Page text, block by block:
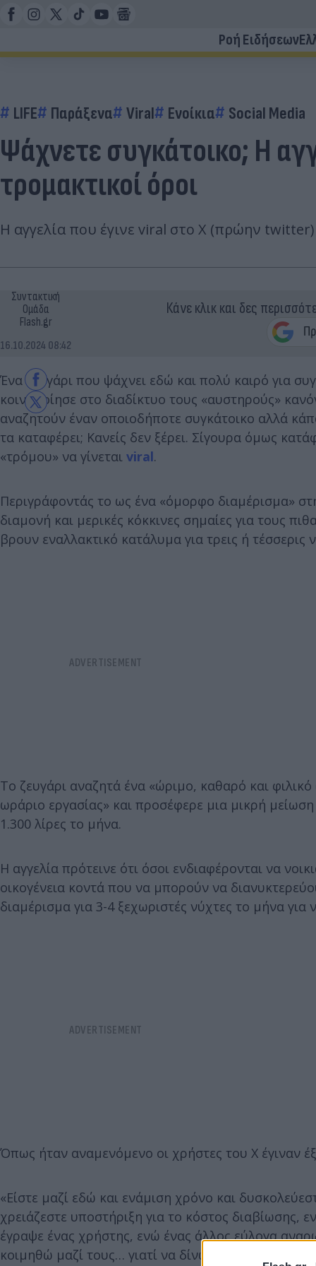
Ροή Ειδήσεων
LIFE Παράξενα Viral Ενοίκια Social Media
Ψάχνετε συγκάτοικο; Η
τρομακτικοί όροι
Η αγγελία που έγινε viral στο Χ (πρώην
Συντακτική
Ομάδα
Flash.gr
16.10.2024 08:42
Κάνε κλικ και δες
Ένα ζευγάρι που ψάχνει εδώ και πολύ καιρό για
κοινοποίησε στο διαδίκτυο τους «αυστηρούς»
αναζητούν έναν οποιοδήποτε συγκάτοικο αλλά
τα καταφέρει; Κανείς δεν ξέρει. Σίγουρα όμως
«τρόμου» να γίνεται viral.
Περιγράφοντάς το ως ένα «όμορφο διαμέρισμα»
διαμονή και μερικές κόκκινες σημαίες για τους
βρουν εναλλακτικό κατάλυμα για τρεις ή τέσσερις
Το ζευγάρι αναζητά ένα «ώριμο, καθαρό και
ωράριο εργασίας» και προσέφερε μια μικρή
1.300 λίρες το μήνα.
Η αγγελία πρότεινε ότι όσοι ενδιαφέρονται να
οικογένεια κοντά που να μπορούν να
διαμέρισμα για 3-4 ξεχωριστές νύχτες το μήνα
Όπως ήταν αναμενόμενο οι χρήστες του X έγιναν
«Είστε μαζί εδώ και ενάμιση χρόνο και
χρειάζεστε υποστήριξη για το κόστος
έγραψε ένας χρήστης, ενώ ένας άλλος εύλογα
κοιμηθώ μαζί τους… γιατί να δίνως σε εσάς 1200